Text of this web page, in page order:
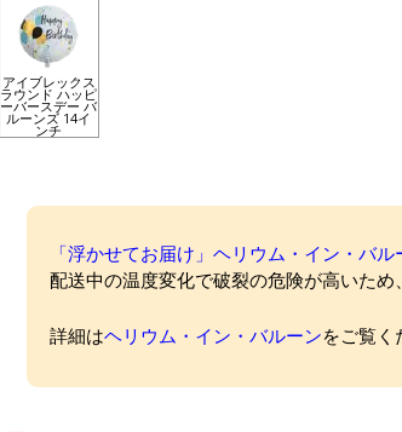
アイブレックス
ラウンド ハッピ
ーバースデー バ
ルーンズ 14イ
ンチ
「浮かせてお届け」ヘリウム・イン・バル
配送中の温度変化で破裂の危険が高いため
詳細はヘリウム・イン・バルーンをご覧く